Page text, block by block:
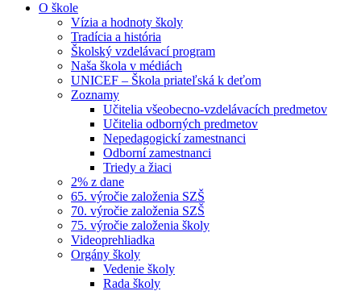
O škole
Vízia a hodnoty školy
Tradícia a história
Školský vzdelávací program
Naša škola v médiách
UNICEF – Škola priateľská k deťom
Zoznamy
Učitelia všeobecno-vzdelávacích predmetov
Učitelia odborných predmetov
Nepedagogickí zamestnanci
Odborní zamestnanci
Triedy a žiaci
2% z dane
65. výročie založenia SZŠ
70. výročie založenia SZŠ
75. výročie založenia školy
Videoprehliadka
Orgány školy
Vedenie školy
Rada školy